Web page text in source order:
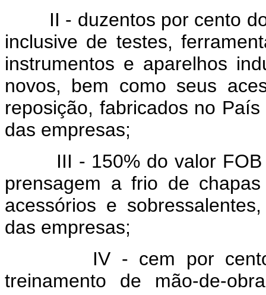
II - duzentos por cento
inclusive de testes,
instrumentos e aparelhos
novos, bem como seus
reposição, fabricados no
das empresas;
III - 150% do valor
prensagem a frio de
acessórios e
das empresas;
IV - cem por
treinamento de mão-de-